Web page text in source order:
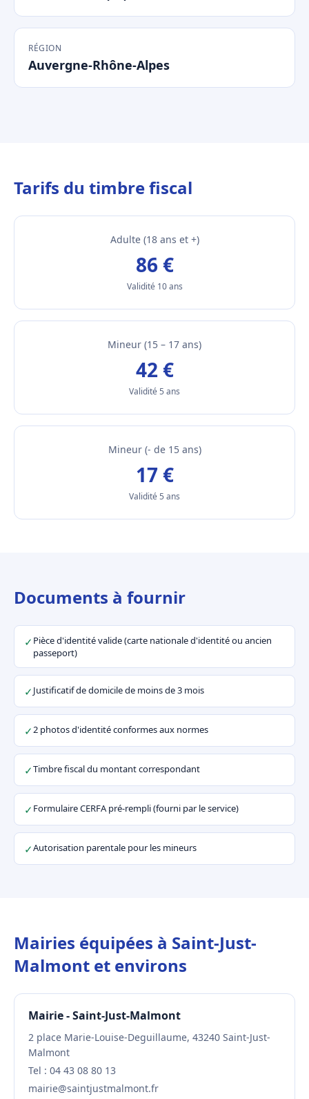
RÉGION
Auvergne-Rhône-Alpes
Tarifs du timbre fiscal
Adulte (18 ans et +)
86 €
Validité 10 ans
Mineur (15 – 17 ans)
42 €
Validité 5 ans
Mineur (- de 15 ans)
17 €
Validité 5 ans
Documents à fournir
✓ Pièce d'identité valide (carte nationale d'identité ou ancien
passeport)
✓Justificatif de domicile de moins de 3 mois
✓2 photos d'identité conformes aux normes
✓Timbre fiscal du montant correspondant
✓ Formulaire CERFA pré-rempli (fourni par le service)
✓Autorisation parentale pour les mineurs
Mairies équipées à Saint-Just-
Malmont et environs
Mairie - Saint-Just-Malmont
2 place Marie-Louise-Deguillaume, 43240 Saint-Just-
Malmont
Tel : 04 43 08 80 13
mairie@saintjustmalmont.fr